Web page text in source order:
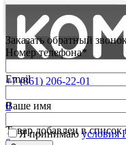
+7 (861) 206-22-01
0
Товар добавлен в
0
Заказать обратный
Номер телефона*
Email
Ваше имя
Я принимаюусловия